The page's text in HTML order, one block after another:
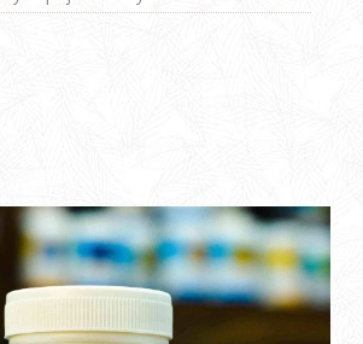
zejména pro ženy hledající podporu v